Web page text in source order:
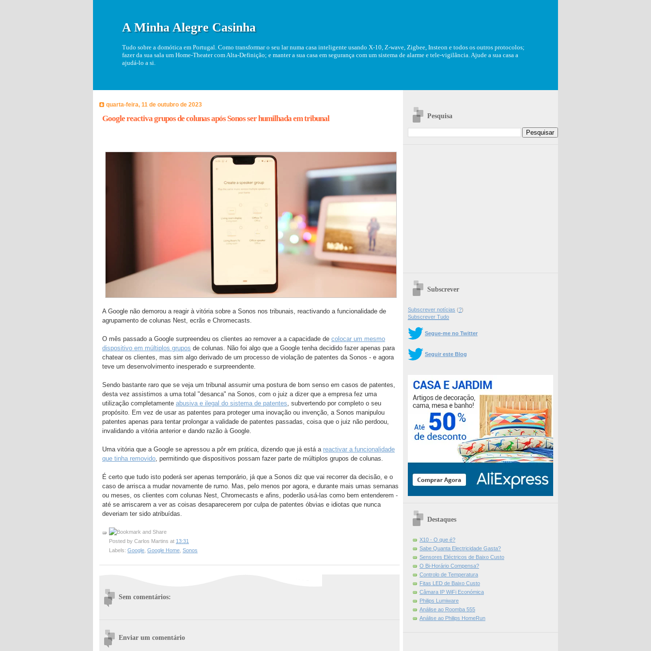
A Minha Alegre Casinha
Tudo sobre a domótica em Portugal. Como transformar o seu lar numa casa inteligente usando X-10, Z-wave, Zigbee, Insteon e todos os outros protocolos;
fazer da sua sala um Home-Theater com Alta-Definição; e manter a sua casa em segurança com um sistema de alarme e tele-vigilância. Ajude a sua casa a
ajudá-lo a si.
quarta-feira, 11 de outubro de 2023
Google reactiva grupos de colunas após Sonos ser humilhada em tribunal
A Google não demorou a reagir à vitória sobre a Sonos nos tribunais, reactivando a funcionalidade de
agrupamento de colunas Nest, ecrãs e Chromecasts.
O mês passado a Google surpreendeu os clientes ao remover a a capacidade de colocar um mesmo
dispositivo em múltiplos grupos de colunas. Não foi algo que a Google tenha decidido fazer apenas para
chatear os clientes, mas sim algo derivado de um processo de violação de patentes da Sonos - e agora
teve um desenvolvimento inesperado e surpreendente.
Sendo bastante raro que se veja um tribunal assumir uma postura de bom senso em casos de patentes,
desta vez assistimos a uma total "desanca" na Sonos, com o juiz a dizer que a empresa fez uma
utilização completamente abusiva e ilegal do sistema de patentes, subvertendo por completo o seu
propósito. Em vez de usar as patentes para proteger uma inovação ou invenção, a Sonos manipulou
patentes apenas para tentar prolongar a validade de patentes passadas, coisa que o juiz não perdoou,
invalidando a vitória anterior e dando razão à Google.
Uma vitória que a Google se apressou a pôr em prática, dizendo que já está a reactivar a funcionalidade
que tinha removido, permitindo que dispositivos possam fazer parte de múltiplos grupos de colunas.
É certo que tudo isto poderá ser apenas temporário, já que a Sonos diz que vai recorrer da decisão, e o
caso de arrisca a mudar novamente de rumo. Mas, pelo menos por agora, e durante mais umas semanas
ou meses, os clientes com colunas Nest, Chromecasts e afins, poderão usá-las como bem entenderem -
até se arriscarem a ver as coisas desaparecerem por culpa de patentes óbvias e idiotas que nunca
deveriam ter sido atribuídas.
Posted by Carlos Martins at 13:31
Labels: Google, Google Home, Sonos
Sem comentários:
Enviar um comentário
Pesquisa
Subscrever
Subscrever notícias (?)
Subscrever Tudo
Segue-me no Twitter
Seguir este Blog
Destaques
X10 - O que é?
Sabe Quanta Electricidade Gasta?
Sensores Eléctricos de Baixo Custo
O Bi-Horário Compensa?
Controlo de Temperatura
Fitas LED de Baixo Custo
Câmara IP WiFi Económica
Philips Lumiware
Análise ao Roomba 555
Análise ao Philips HomeRun